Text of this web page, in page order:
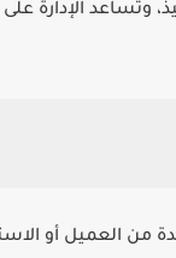
وتساعد الإدارة
من العميل أو